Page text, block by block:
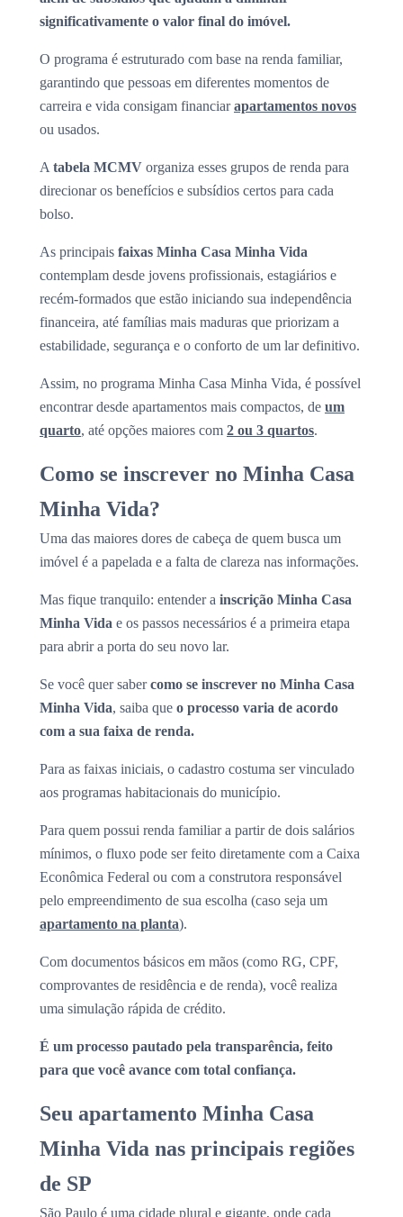
significativamente o valor final do imóvel.
O programa é estruturado com base na renda familiar,
garantindo que pessoas em diferentes momentos de
carreira e vida consigam financiarapartamentos novos
ou usados.
A tabela MCMV organiza esses grupos de renda para
direcionar os benefícios e subsídios certos para cada
bolso.
As principais faixas Minha Casa Minha Vida
contemplam desde jovens profissionais, estagiários e
recém-formados que estão iniciando sua independência
financeira, até famílias mais maduras que priorizam a
estabilidade, segurança e o conforto de um lar definitivo.
Assim, no programa Minha Casa Minha Vida, é possível
encontrar desde apartamentos mais compactos, de um
quarto, até opções maiores com 2 ou 3 quartos.
Como se inscrever no Minha Casa
Minha Vida?
Uma das maiores dores de cabeça de quem busca um
imóvel é a papelada e a falta de clareza nas informações.
Mas fique tranquilo: entender a inscrição Minha Casa
Minha Vida e os passos necessários é a primeira etapa
para abrir a porta do seu novo lar.
Se você quer sabercomo se inscrever no Minha Casa
Minha Vida, saiba que o processo varia de acordo
com a sua faixa de renda.
Para as faixas iniciais, o cadastro costuma ser vinculado
aos programas habitacionais do município.
Para quem possui renda familiar a partir de dois salários
mínimos, o fluxo pode ser feito diretamente com a Caixa
Econômica Federal ou com a construtora responsável
pelo empreendimento de sua escolha (caso seja um
apartamento na planta).
Com documentos básicos em mãos (como RG, CPF,
comprovantes de residência e de renda), você realiza
uma simulação rápida de crédito.
É um processo pautado pela transparência, feito
para que você avance com total confiança.
Seu apartamento Minha Casa
Minha Vida nas principais regiões
de SP
São Paulo é uma cidade plural e gigante, onde cada